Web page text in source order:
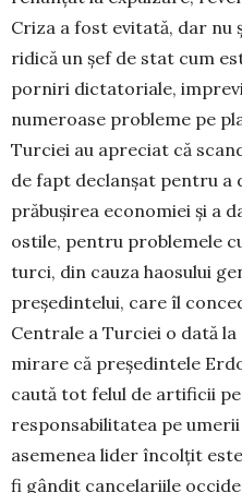
Criza a fost evitată, dar nu
ridică un șef de stat cum
porniri dictato­riale,
numeroase probleme pe
Turciei au apreciat că
de fapt declanșat pentru a
prăbușirea economiei și a
ostile, pentru pro­blemele
turci, din cauza haosului
președintelui, care îl
Centrale a Turciei o dată
mirare că președintele
caută tot felul de artificii
responsabilitatea pe
asemenea lider încolțit
fi gândit cancelariile